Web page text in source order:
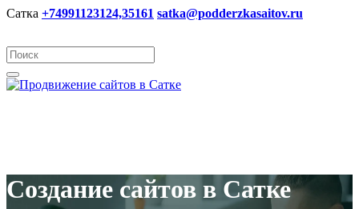
Сатка +74991123124,35161 satka@podderzkasaitov.ru
Создание сайтов в Сатке